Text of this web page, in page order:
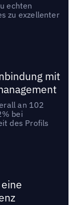
echten
zu exzellenter
mit
an 102
bei
des Profils